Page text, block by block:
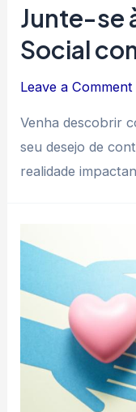
Junte-se
Social
Leave a Comment
Venha descobrir
seu desejo de
realidade